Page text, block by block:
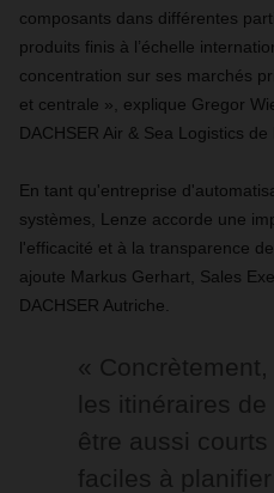
composants dans différentes
produits finis à l’échelle
concentration sur ses marchés
et centrale », explique Gregor
DACHSER Air & Sea Logistics de
En tant qu'entreprise
systèmes, Lenze accorde une
l'efficacité et à la transparence
ajoute Markus Gerhart, Sales
DACHSER Autriche.
«
les itinéraires
être aussi
faciles à